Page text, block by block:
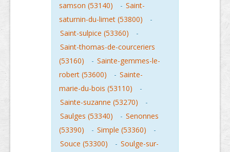
samson (53140)
- Saint-
saturnin-du-limet (53800)
-
Saint-sulpice (53360)
-
Saint-thomas-de-courceriers
(53160)
- Sainte-gemmes-le-
robert (53600)
- Sainte-
marie-du-bois (53110)
-
Sainte-suzanne (53270)
-
Saulges (53340)
- Senonnes
(53390)
- Simple (53360)
-
Souce (53300)
- Soulge-sur-